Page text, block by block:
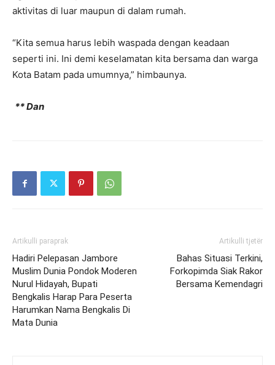
aktivitas di luar maupun di dalam rumah.
“Kita semua harus lebih waspada dengan keadaan
seperti ini. Ini demi keselamatan kita bersama dan warga
Kota Batam pada umumnya,” himbaunya.
** Dan
Artikulli paraprak
Hadiri Pelepasan Jambore
Muslim Dunia Pondok Moderen
Nurul Hidayah, Bupati
Bengkalis Harap Para Peserta
Harumkan Nama Bengkalis Di
Mata Dunia
Artikulli tjetër
Bahas Situasi Terkini,
Forkopimda Siak Rakor
Bersama Kemendagri